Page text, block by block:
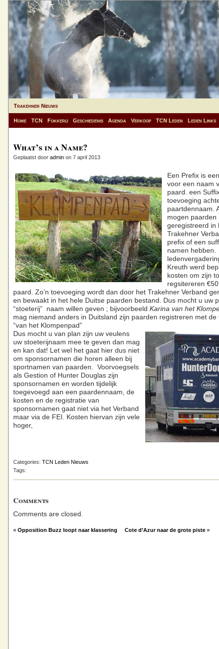
Trakehner Nieuws
Home TCN Fokkerij Geschiedenis Agenda Verkoop TCN Leden Leden Links
What’s in a Name?
Geplaatst door admin on 7 april 2013
Een Prefix is
voor een naam
paard. een
toevoeging
paartdennaam.
mogen paarden
geregistreerd in
Trakehner
prefix of een
namen
Kreuth werd
kosten om zijn
regsitereren
paard. Zo’n toevoeging wordt dan door het Trakehner Verband
en bewaakt in het hele Duitse paarden bestand. Dus mocht u uw
“stoeterij” naam willen geven ; bijvoorbeeld Karina van het
mag niemand anders in Duitsland zijn paarden registreren met de
“van het Klompenpad”
Dus mocht u van plan zijn uw veulens
uw stoeterijnaam mee te geven dan mag
en kan dat! Let wel het gaat hier dus niet
om sponsornamen die horen alleen bij
sportnamen van paarden. Voorvoegsels
als Gestion of Hunter Douglas zijn
sponsornamen en worden tijdelijk
toegevoegd aan een paardennaam, de
kosten en de registratie van
sponsornamen gaat niet via het Verband
maar via de FEI. Kosten hiervan zijn vele
hoger,
Categories: TCN Leden Nieuws
Tags:
Comments
Comments are closed.
« Opposition Buzz loopt naar klassering Cote d’Azur naar de grote piste »